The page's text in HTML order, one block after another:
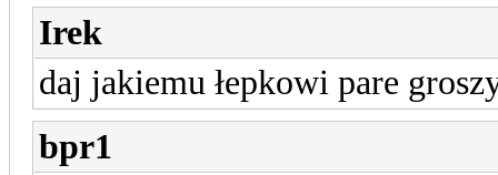
Irek
daj jakiemu łepkowi pare
bpr1